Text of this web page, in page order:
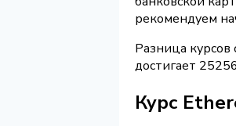
рекомендуем
Разница
достигает
Курс